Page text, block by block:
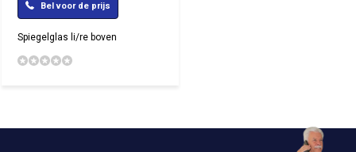
Bel voor de prijs
Spiegelglas li/re boven